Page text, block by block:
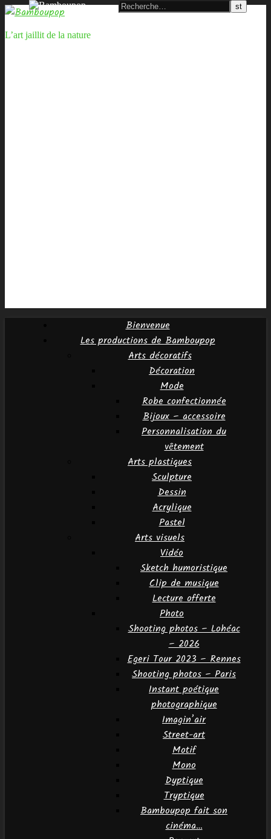
L’art jaillit de la nature
Bienvenue
Les productions de Bamboupop
Arts décoratifs
Décoration
Mode
Robe confectionnée
Bijoux – accessoire
Personnalisation du
vêtement
Arts plastiques
Sculpture
Dessin
Acrylique
Pastel
Arts visuels
Vidéo
Sketch humoristique
Clip de musique
Lecture offerte
Photo
Shooting photos – Lohéac
– 2026
Egeri Tour 2023 – Rennes
Shooting photos – Paris
Instant poétique
photographique
Imagin’air
Street-art
Motif
Mono
Dyptique
Tryptique
Bamboupop fait son
cinéma…